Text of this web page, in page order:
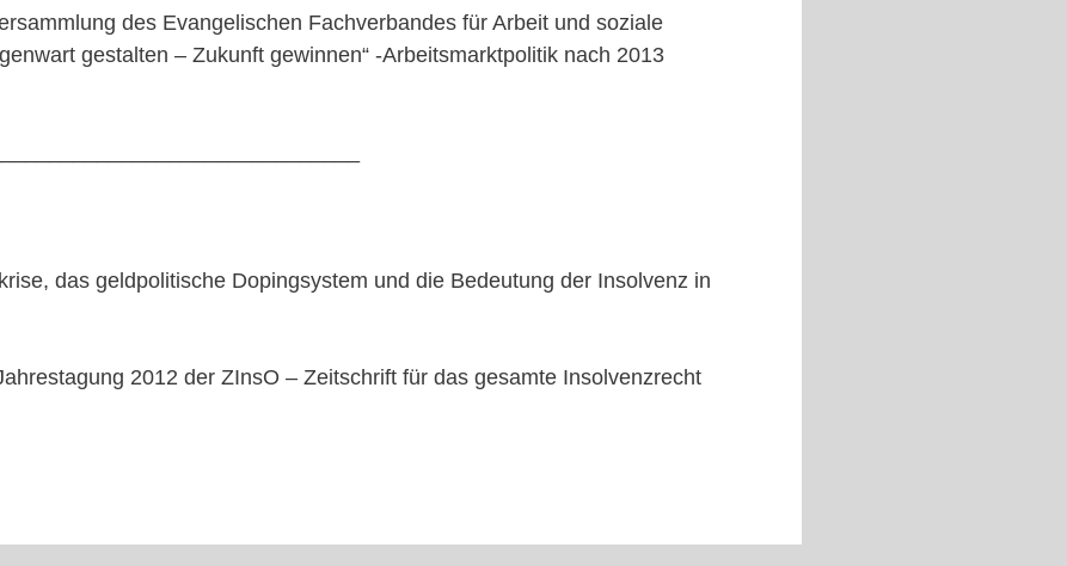
des Evangelischen Fachverbandes für Arbeit und soziale
gestalten – Zukunft gewinnen“ -Arbeitsmarktpolitik nach 2013
das geldpolitische Dopingsystem und die Bedeutung der Insolvenz in
2012 der ZInsO – Zeitschrift für das gesamte Insolvenzrecht